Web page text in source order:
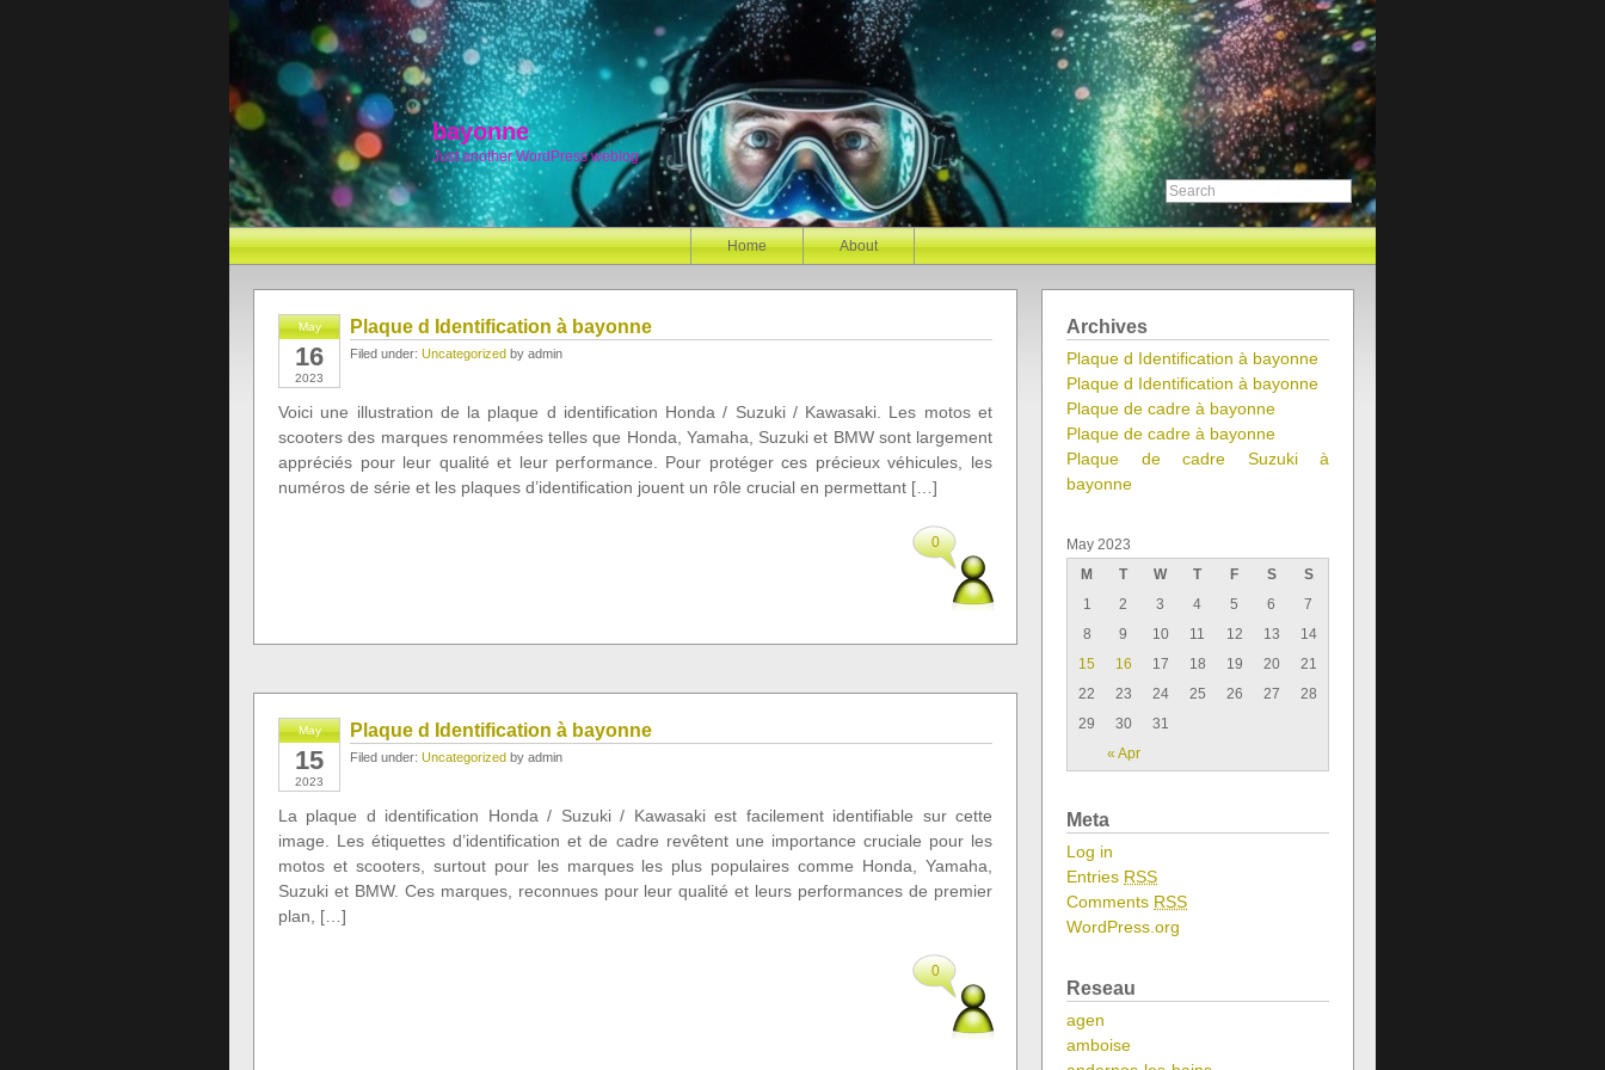
bayonne
Just another WordPress weblog
Home About
May
16
2023
Plaque d Identification à bayonne
Filed under: Uncategorized by admin
Voici une illustration de la plaque d identification Honda / Suzuki / Kawasaki. Les motos et
scooters des marques renommées telles que Honda, Yamaha, Suzuki et BMW sont largement
appréciés pour leur qualité et leur performance. Pour protéger ces précieux véhicules, les
numéros de série et les plaques d’identification jouent un rôle crucial en permettant […]
0
May
15
2023
Plaque d Identification à bayonne
Filed under: Uncategorized by admin
La plaque d identification Honda / Suzuki / Kawasaki est facilement identifiable sur cette
image. Les étiquettes d’identification et de cadre revêtent une importance cruciale pour les
motos et scooters, surtout pour les marques les plus populaires comme Honda, Yamaha,
Suzuki et BMW. Ces marques, reconnues pour leur qualité et leurs performances de premier
plan, […]
0
Archives
Plaque d Identification à bayonne
Plaque d Identification à bayonne
Plaque de cadre à bayonne
Plaque de cadre à bayonne
Plaque de cadre Suzuki à
bayonne
May 2023
M
T W T F S S
« Apr
1 2 3 4 5 6
7
8
9 10 11 12 13
14
15
16 17 18 19 20
21
22
23 24 25 26 27
28
29
30 31
Meta
Log in
Entries RSS
Comments RSS
WordPress.org
Reseau
agen
amboise